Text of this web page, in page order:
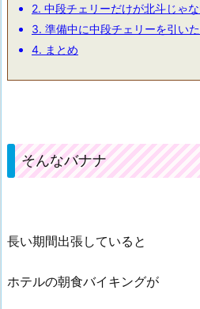
2. 中段チェリーだけが北斗じゃ
3. 準備中に中段チェリーを引い
4. まとめ
そんなバナナ
長い期間出張していると
ホテルの朝食バイキングが